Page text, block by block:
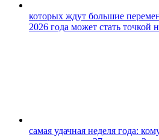
которых ждут большие
2026 года может стать точкой
самая удачная неделя года: